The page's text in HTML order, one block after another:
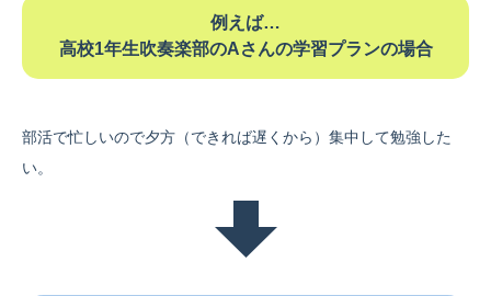
例えば…
高校1年生吹奏楽部のAさんの学習プランの場合
部活で忙しいので夕方（できれば遅くから）集中して勉強した
い。